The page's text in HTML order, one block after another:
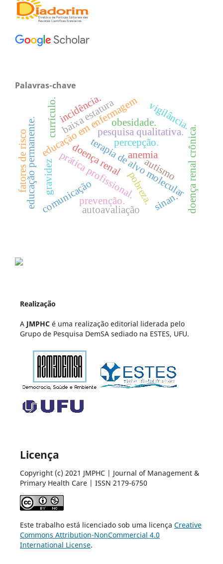
Palavras-chave
terapia de alvo molecular doença renal crônica.
educação em enfermagempesquisa qualitativa.
educação permanente. prática profissional. autismo
percepção.
comunicação
currículo.baixa estatura
pobreza.
vigilância.
anemia
prevenção.
autoavaliação sinan.
gravidez
fatores de risco doença renal
obesidade.
incidência.
Realização
A JMPHCé uma realização editorial liderada pelo
Grupo de Pesquisa DemSA sediado na ESTES, UFU.
Licença
Copyright (c) 2021 JMPHC | Journal of Management &
Primary Health Care | ISSN 2179-6750
Este trabalho está licenciado sob uma licença Creative
Commons Attribution-NonCommercial 4.0
International License.